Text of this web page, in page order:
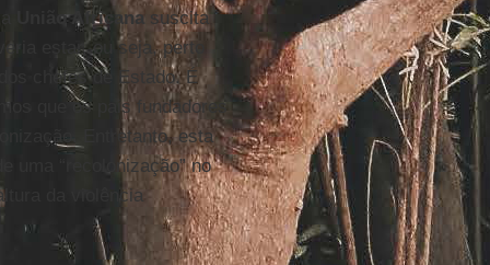
União Africanasuscita
estar, ou seja, perto
chefes de Estado. É
que os pais fundadores
Entretanto, esta
uma “recolonização” no
da violência